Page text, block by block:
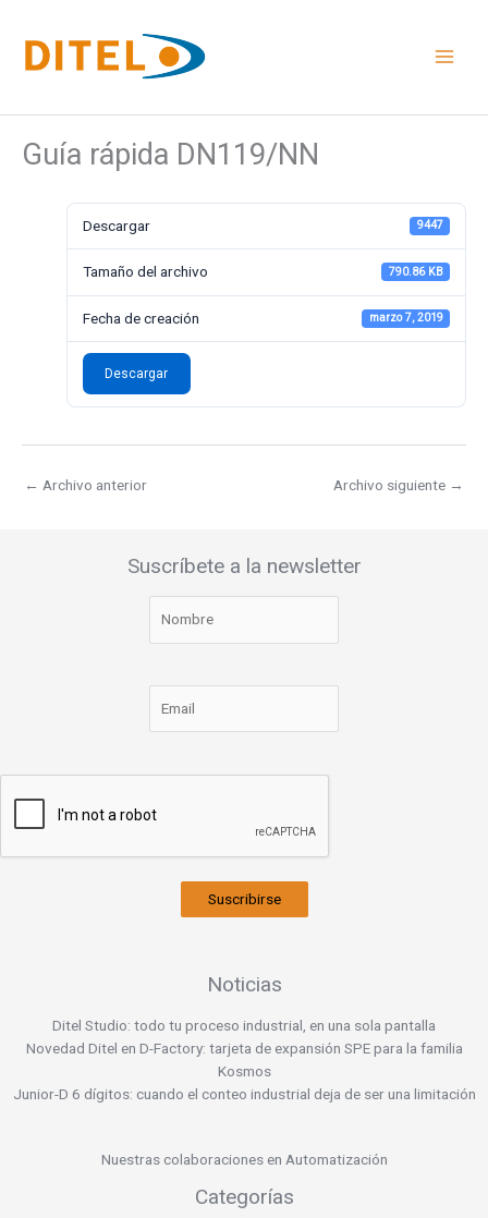
contenido
Guía rápida DN119/NN
Descargar 9447
Tamaño del archivo 790.86 KB
Fecha de creación marzo 7, 2019
Descargar
← Archivo anterior Archivo siguiente →
Suscríbete a la newsletter
Suscribirse
Noticias
Ditel Studio: todo tu proceso industrial, en una sola pantalla
Novedad Ditel en D-Factory: tarjeta de expansión SPE para la familia
Kosmos
Junior-D 6 dígitos: cuando el conteo industrial deja de ser una limitación
Nuestras colaboraciones en Automatización
Categorías